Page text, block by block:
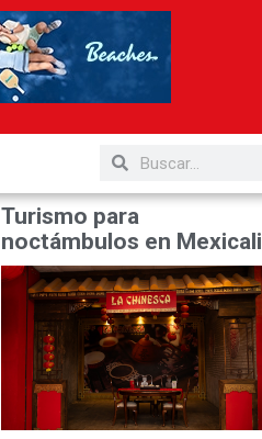
Turismo para
noctámbulos en Mexicali